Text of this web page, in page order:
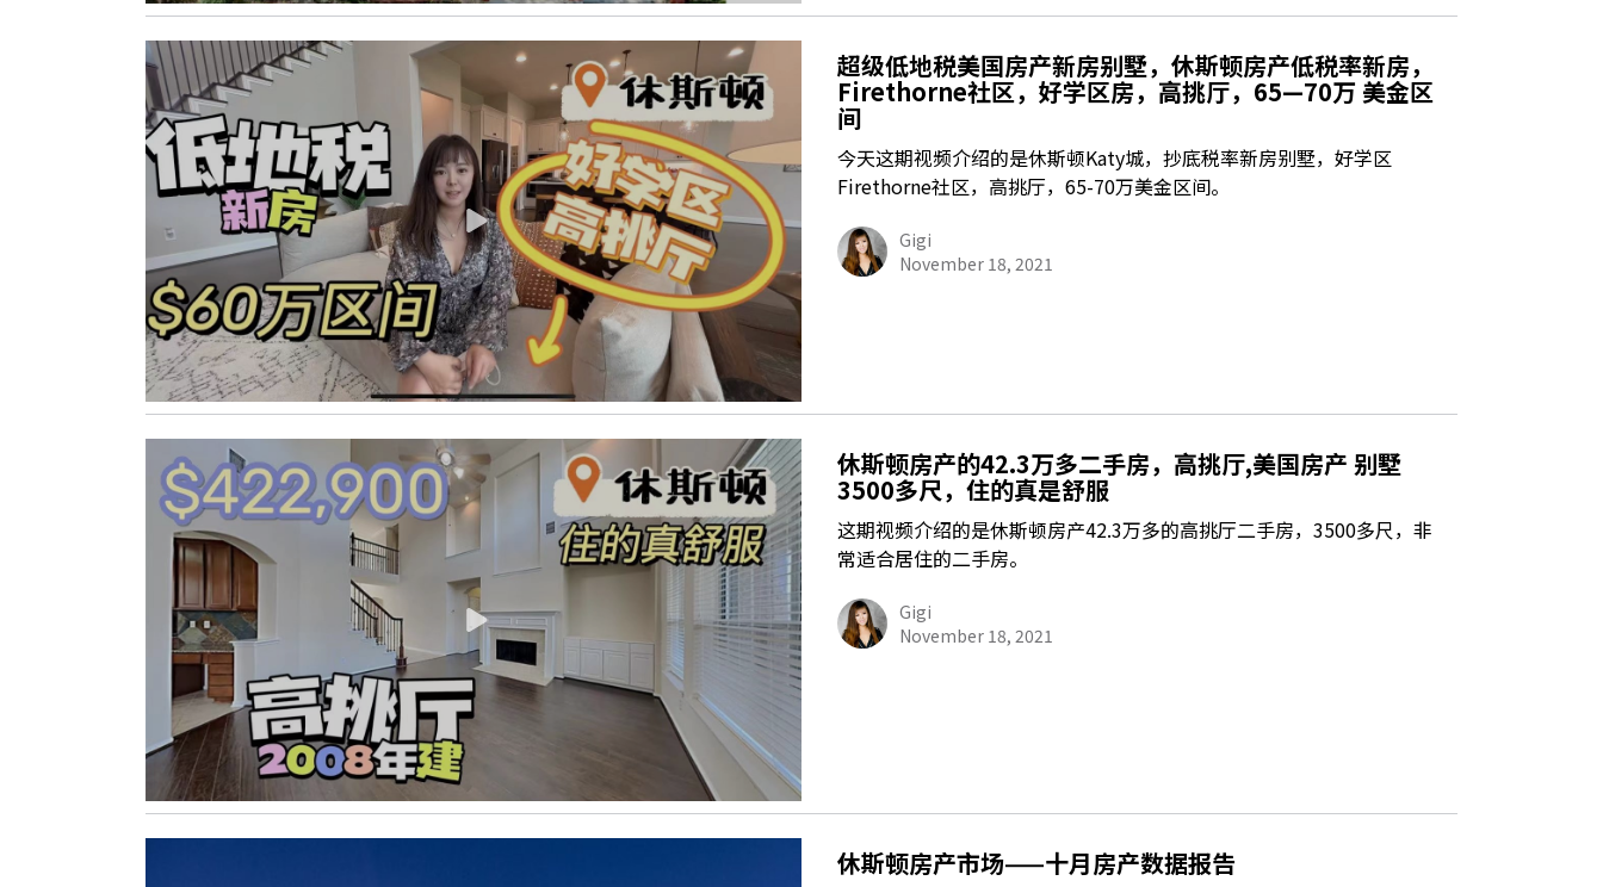
超级低地税美国房产新房别墅，休斯顿房产低税率新房，
Firethorne社区，好学区房，高挑厅，65—70万 美金区
间
今天这期视频介绍的是休斯顿Katy城，抄底税率新房别墅，好学区
Firethorne社区，高挑厅，65-70万美金区间。
Gigi
November 18, 2021
休斯顿房产的42.3万多二手房，高挑厅,美国房产 别墅
3500多尺，住的真是舒服
这期视频介绍的是休斯顿房产42.3万多的高挑厅二手房，3500多尺，非
常适合居住的二手房。
Gigi
November 18, 2021
休斯顿房产市场——十月房产数据报告